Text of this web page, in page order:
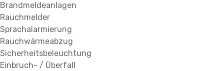
Brandmeldeanlagen
Rauchmelder
Sprachalarmierung
Rauchwärmeabzug
Sicherheitsbeleuchtung
Einbruch- / Überfall